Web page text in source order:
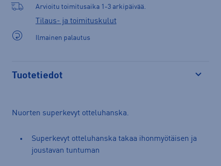
Arvioitu toimitusaika 1-3 arkipäivää.
Tilaus- ja toimituskulut
Ilmainen palautus
Tuotetiedot
Nuorten superkevyt otteluhanska.
Superkevyt otteluhanska takaa ihonmyötäisen ja
joustavan tuntuman